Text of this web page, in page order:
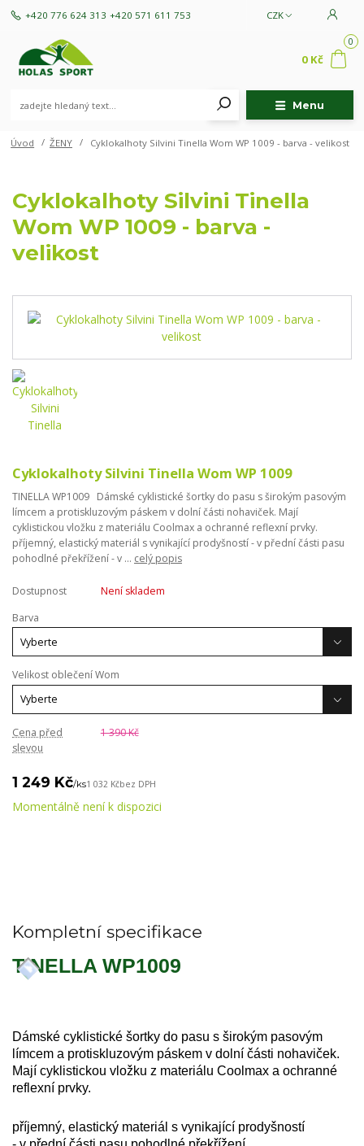
Menu
CZK
+420 776 624 313 +420 571 611 753
0
0 Kč
Úvod ŽENY Cyklokalhoty Silvini Tinella Wom WP 1009 - barva - velikost
Cyklokalhoty Silvini Tinella
Wom WP 1009 - barva -
velikost
Cyklokalhoty Silvini Tinella Wom WP 1009
TINELLA WP1009 Dámské cyklistické šortky do pasu s širokým pasovým
límcem a protiskluzovým páskem v dolní části nohaviček. Mají
cyklistickou vložku z materiálu Coolmax a ochranné reflexní prvky.
příjemný, elastický materiál s vynikající prodyšností - v přední části pasu
pohodlné překřížení - v ... celý popis
Dostupnost
Není skladem
Barva
Velikost oblečení Wom
Cena před
slevou
1 390 Kč
1 249 Kč/ks1 032 Kčbez DPH
Momentálně není k dispozici
Kompletní specifikace
TINELLA WP1009
Dámské cyklistické šortky do pasu s širokým pasovým
límcem a protiskluzovým páskem v dolní části nohaviček.
Mají cyklistickou vložku z materiálu Coolmax a ochranné
reflexní prvky.
příjemný, elastický materiál s vynikající prodyšností